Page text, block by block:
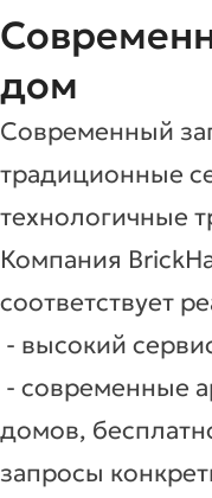
дом
Современный
традиционные
технологичные
Компания
соответствует
- высокий
- современные
домов,
запросы